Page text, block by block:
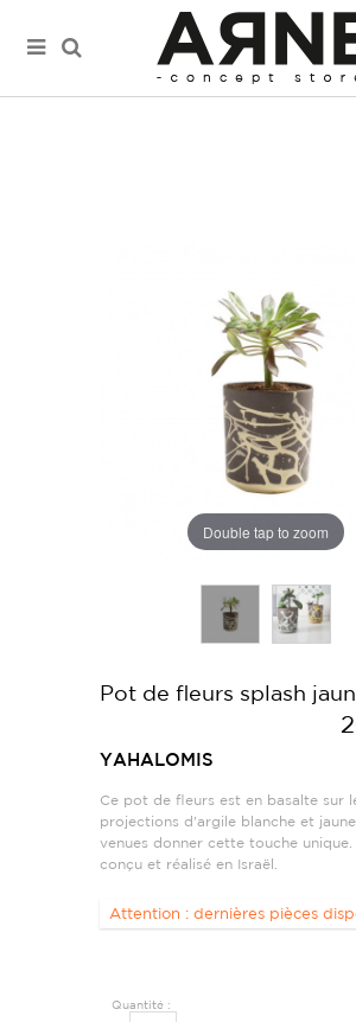
Double tap to zoom
Pot de fleurs splash
YAHALOMIS
Ce pot de fleurs est en basalte sur
projections d'argile blanche et
venues donner cette touche unique.
conçu et réalisé en Israël.
Attention : dernières pièces
Quantité :